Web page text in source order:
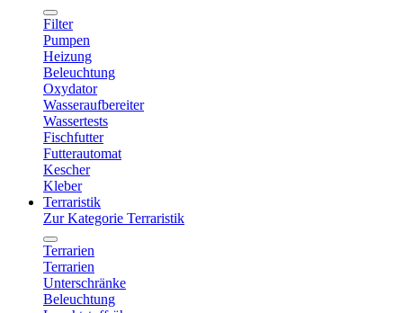
Filter
Pumpen
Heizung
Beleuchtung
Oxydator
Wasseraufbereiter
Wassertests
Fischfutter
Futterautomat
Kescher
Kleber
Terraristik
Zur Kategorie Terraristik
Terrarien
Terrarien
Unterschränke
Beleuchtung